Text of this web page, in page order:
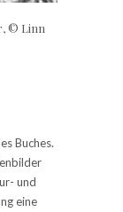
© Linn
Buches.
und
eine